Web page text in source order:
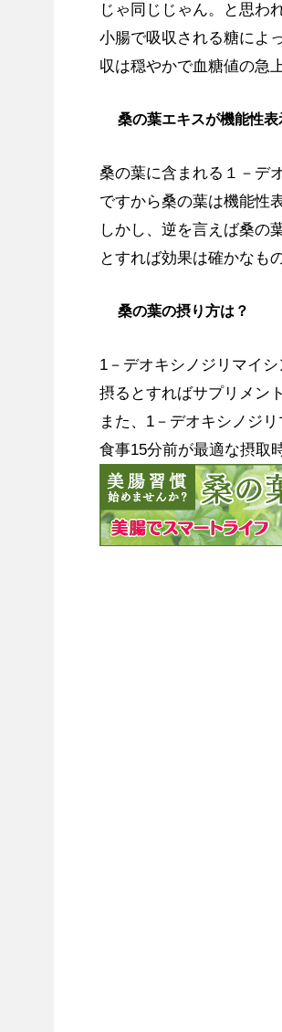
じゃ同じじゃん。と思わ
小腸で吸収される糖によ
収は穏やかで血糖値の急
桑の葉エキスが機能性表
桑の葉に含まれる１－デ
ですから桑の葉は機能性
しかし、逆を言えば桑の
とすれば効果は確かなも
桑の葉の摂り方は？
1－デオキシノジリマイ
摂るとすればサプリメン
また、1－デオキシノジ
食事15分前が最適な摂取